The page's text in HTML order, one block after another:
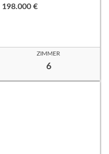
198.000 €
ZIMMER
6